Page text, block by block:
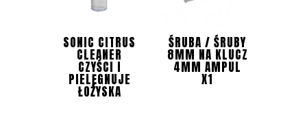
SONIC CITRUS
CLEANER
CZYŚCI I
PIELĘGNUJE
ŁOŻYSKA
ŚRUBA / ŚRUBY
8MM NA KLUCZ
4MM AMPUL
X1